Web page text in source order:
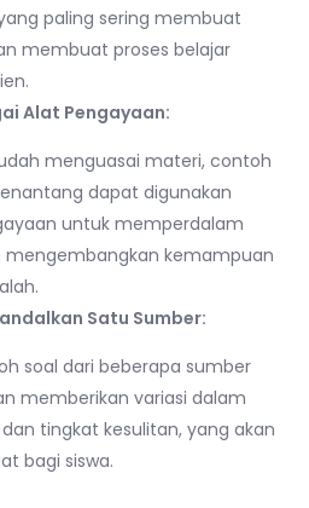
paling sering membuat
membuat proses belajar
Alat Pengayaan:
menguasai materi, contoh
dapat digunakan
untuk memperdalam
kemampuan
Satu Sumber:
soal dari beberapa sumber
memberikan variasi dalam
tingkat kesulitan, yang akan
bagi siswa.